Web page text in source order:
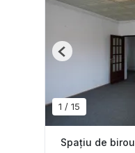
1 / 15
Previous
Spațiu de